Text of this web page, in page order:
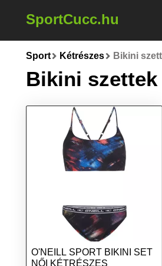
SportCucc.hu
Sport Kétrészes Bikini
Bikini szettek
O'NEILL SPORT BIKINI SET
NŐI KÉTRÉSZES